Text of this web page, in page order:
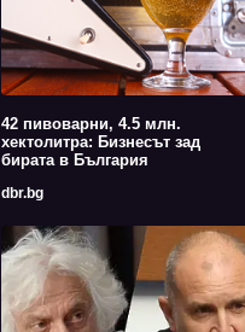
42 пивоварни, 4.5 млн.
хектолитра: Бизнесът зад
бирата в България
dbr.bg